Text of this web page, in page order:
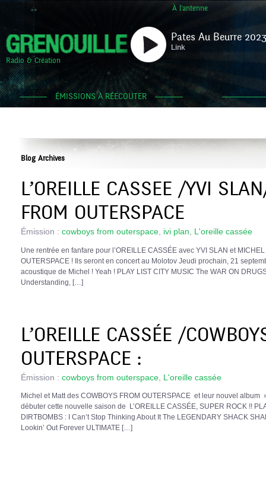
À l'antenne
Radio & Création
Pates Au Beurre
Link
ÉMISSIONS À RÉECOUTER
Blog Archives
L’OREILLE CASSEE /YVI
FROM OUTERSPACE
Émission : cowboys from outerspace, ivi plan, L'oreille cassée
Une rentrée en fanfare pour l’OREILLE CASSÉE avec YVI SLAN et
OUTERSPACE ! Ils seront en concert au Molotov Jeudi prochain, 21
acoustique de Michel ! Yeah ! PLAY LIST CITY MUSIC The WAR ON
Understanding, […]
L’OREILLE CASSÉE /
OUTERSPACE :
Émission : cowboys from outerspace L'oreille cassée
Michel et Matt des COWBOYS FROM OUTERSPACE et leur nouvel album
débuter cette nouvelle saison de L’OREILLE CASSÉE, SUPER ROCK !!
DIRTBOMBS : I Can’t Stop Thinking About It The LEGENDARY SHACK
Lookin’ Out Forever ULTIMATE […]